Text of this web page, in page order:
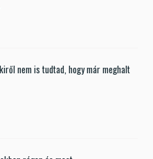
nem is tudtad, hogy már meghalt